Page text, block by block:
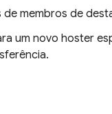
membros de
um novo hoster